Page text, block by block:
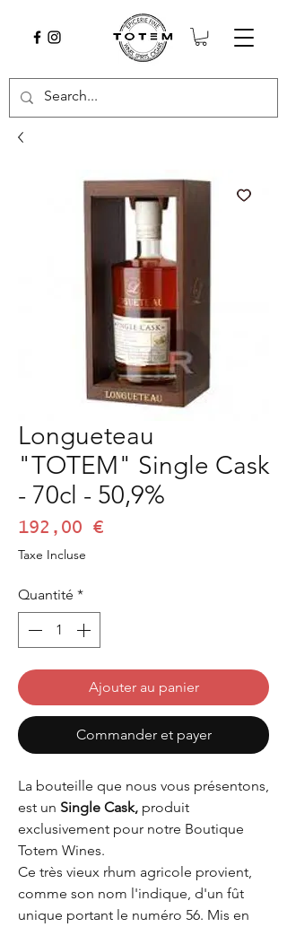
Longueteau
"TOTEM" Single Cask
- 70cl - 50,9%
192,00 €
Taxe Incluse
Quantité *
Ajouter au panier
Commander et payer
La bouteille que nous vous présentons,
est un Single Cask, produit
exclusivement pour notre Boutique
Totem Wines.
Ce très vieux rhum agricole provient,
comme son nom l'indique, d'un fût
unique portant le numéro 56. Mis en